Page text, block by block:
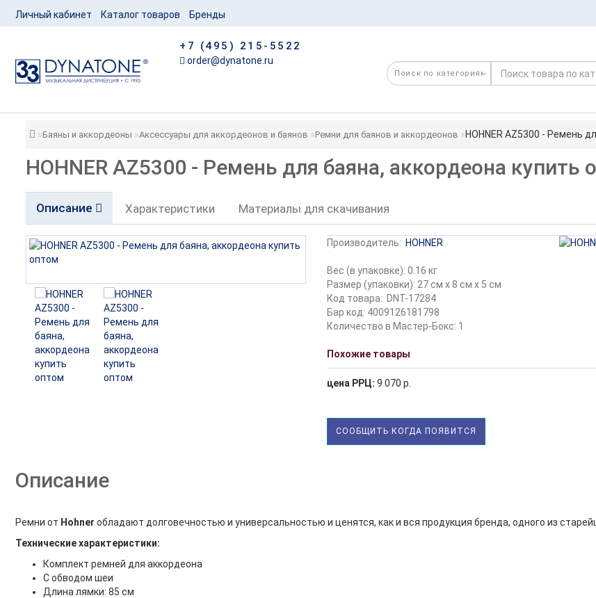
Личный кабинет Каталог товаров Бренды
+7 (495) 215-5522
order@dynatone.ru
Баяны и аккордеоны Аксессуары для аккордеонов и баянов Ремни для баянов и аккордеонов HOHNER AZ5300 - Ремень
HOHNER AZ5300 - Ремень для баяна, аккордеона купить
Описание Характеристики Материалы для скачивания
Производитель: HOHNER
Вес (в упаковке): 0.16 кг
Размер (упаковки): 27 см x 8 см x 5 см
Код товара: DNT-17284
Бар код: 4009126181798
Количество в Мастер-Бокс: 1
Похожие товары
цена РРЦ: 9 070 р.
СООБЩИТЬ КОГДА ПОЯВИТСЯ
Описание
Ремни от Hohner обладают долговечностью и универсальностью и ценятся, как и вся продукция бренда, одного из
Технические характеристики:
Комплект ремней для аккордеона
C обводом шеи
Длина лямки: 85 см